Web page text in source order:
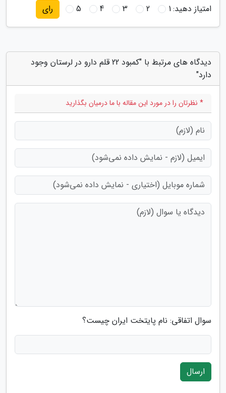
امتیاز دهید:1
2
3
4
5 رای
دیدگاه های مرتبط با "کمبود 22 قلم دارو در لرستان وجود
دارد"
* نظرتان را در مورد این مقاله با ما درمیان بگذارید
سوال اتفاقی: نام پایتخت ایران چیست؟
ارسال